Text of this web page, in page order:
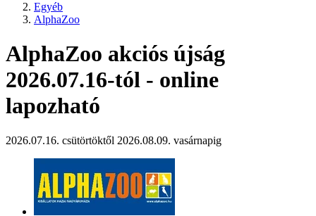
Egyéb
AlphaZoo
AlphaZoo akciós újság
2026.07.16-tól - online
lapozható
2026.07.16. csütörtöktől 2026.08.09. vasárnapig